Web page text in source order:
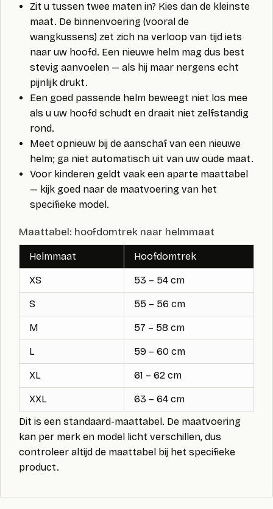
Zit u tussen twee maten in? Kies dan de kleinste
maat. De binnenvoering (vooral de
wangkussens) zet zich na verloop van tijd iets
naar uw hoofd. Een nieuwe helm mag dus best
stevig aanvoelen — als hij maar nergens echt
pijnlijk drukt.
Een goed passende helm beweegt niet los mee
als u uw hoofd schudt en draait niet zelfstandig
rond.
Meet opnieuw bij de aanschaf van een nieuwe
helm; ga niet automatisch uit van uw oude maat.
Voor kinderen geldt vaak een aparte maattabel
— kijk goed naar de maatvoering van het
specifieke model.
Maattabel: hoofdomtrek naar helmmaat
Helmmaat Hoofdomtrek
XS 53 – 54 cm
S 55 – 56 cm
M 57 – 58 cm
L 59 – 60 cm
XL 61 – 62 cm
XXL
63 – 64 cm
Dit is een standaard-maattabel. De maatvoering
kan per merk en model licht verschillen, dus
controleer altijd de maattabel bij het specifieke
product.